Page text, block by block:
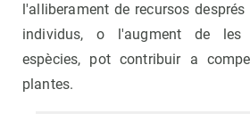
l'alliberament de recursos
individus, o l'augment de les
espècies, pot contribuir a
plantes.